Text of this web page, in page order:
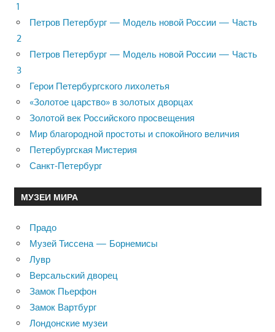
1
Петров Петербург — Модель новой России — Часть
2
Петров Петербург — Модель новой России — Часть
3
Герои Петербургского лихолетья
«Золотое царство» в золотых дворцах
Золотой век Российского просвещения
Мир благородной простоты и спокойного величия
Петербургская Мистерия
Санкт-Петербург
МУЗЕИ МИРА
Прадо
Музей Тиссена — Борнемисы
Лувр
Версальский дворец
Замок Пьерфон
Замок Вартбург
Лондонские музеи